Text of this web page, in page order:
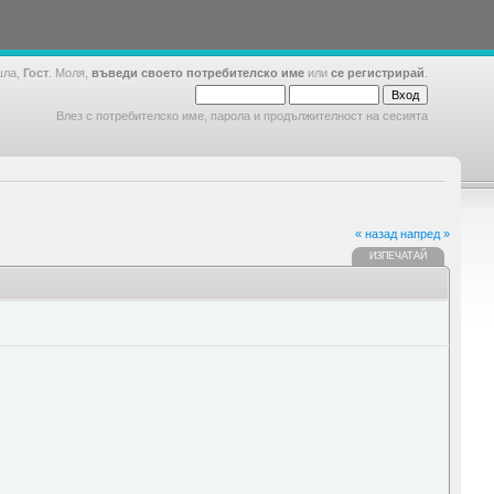
Гост . Моля, въведи своето потребителско име или се регистрирай
Влез с потребителско име, парола и продължителност на сесията
« назад напред »
ИЗПЕЧАТАЙ